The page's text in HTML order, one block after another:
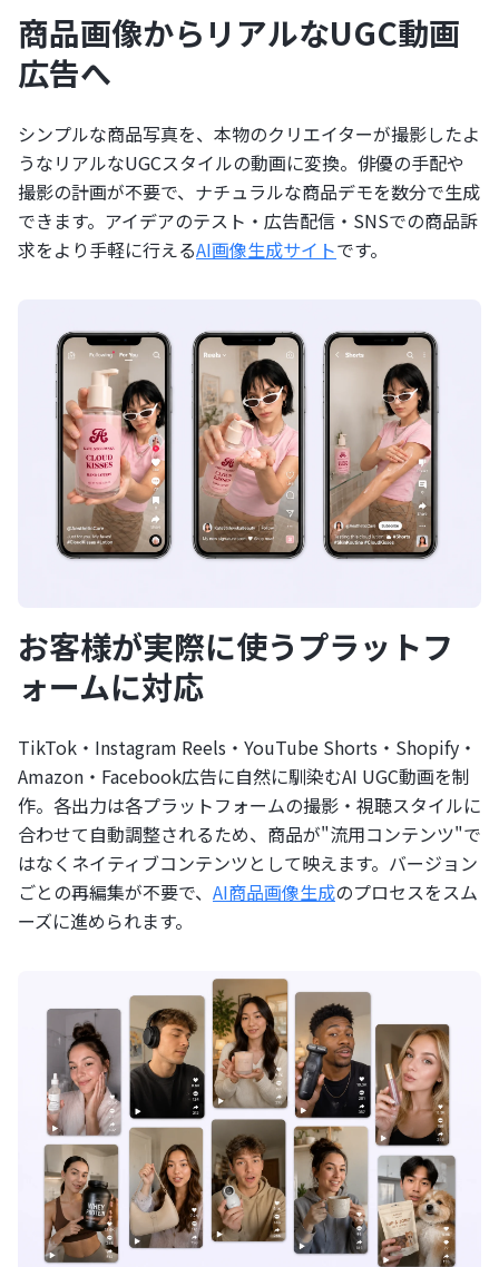
商品画像からリアルなUGC動画
広告へ
シンプルな商品写真を、本物のクリエイターが撮影したよ
うなリアルなUGCスタイルの動画に変換。俳優の手配や
撮影の計画が不要で、ナチュラルな商品デモを数分で生成
できます。アイデアのテスト・広告配信・SNSでの商品訴
求をより手軽に行えるAI画像生成サイトです。
お客様が実際に使うプラットフ
ォームに対応
TikTok・Instagram Reels・YouTube Shorts・Shopify・
Amazon・Facebook広告に自然に馴染むAI UGC動画を制
作。各出力は各プラットフォームの撮影・視聴スタイルに
合わせて自動調整されるため、商品が"流用コンテンツ"で
はなくネイティブコンテンツとして映えます。バージョン
ごとの再編集が不要で、 AI商品画像生成のプロセスをスム
ーズに進められます。